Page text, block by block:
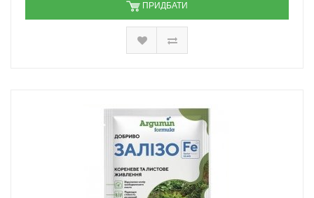
ПРИДБАТИ